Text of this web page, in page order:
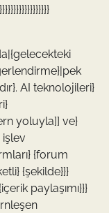
AI teknolojileri}
yoluyla]] ve}
işlev
{forum
{şekilde}}}
paylaşımı}}}